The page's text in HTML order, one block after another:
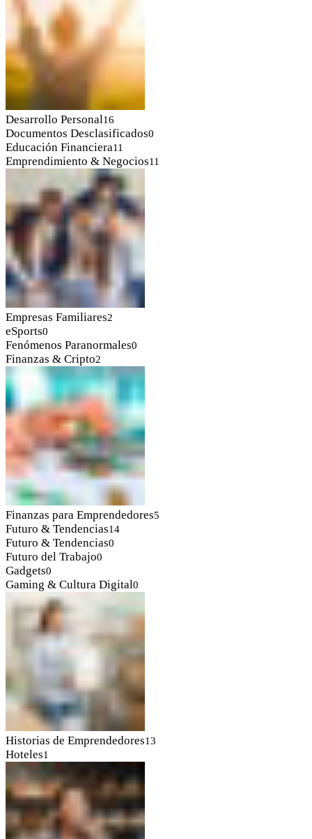
Desarrollo Personal16
Documentos Desclasificados0
Educación Financiera11
Emprendimiento & Negocios11
Empresas Familiares2
eSports0
Fenómenos Paranormales0
Finanzas & Cripto2
Finanzas para Emprendedores5
Futuro & Tendencias14
Futuro & Tendencias0
Futuro del Trabajo0
Gadgets0
Gaming & Cultura Digital0
Historias de Emprendedores13
Hoteles1